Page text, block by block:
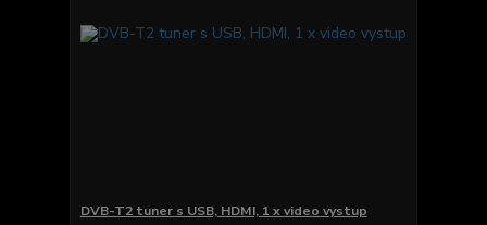
DVB-T2 tuner s USB, HDMI, 1 x video vystup